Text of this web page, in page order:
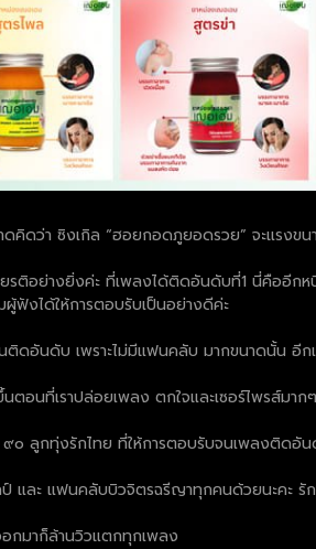
ดคิดว่า ซิงเกิล “ฮอยกอดภูยอดรวย” จะแร
ยรติอย่างยิ่งค่ะ ที่เพลงได้ติดอันดับที่1 นี่คืออีก
ฟังได้ให้การตอบรับเป็นอย่างดีค่ะ
ติดอันดับ เพราะไม่มีแฟนคลับ มากขนาดนั้น อี
ตอนที่เราปล่อยเพลง ตกใจและเซอร์ไพรส์มาก
ลูกทุ่งรักไทย ที่ให้การตอบรับจนเพลงติด
และ แฟนคลับบิวจิตรฉรีญาทุกคนด้วยนะคะ รั
กมาก็ล้านวิวแตกทุกเพลง